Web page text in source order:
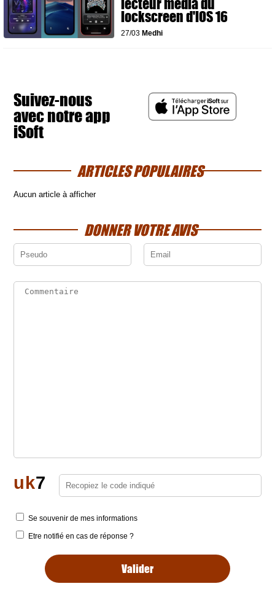
lockscreen d'iOS 16
27/03 Medhi
Suivez-nous
avec notre app
iSoft
ARTICLES POPULAIRES
Aucun article à afficher
DONNER VOTRE AVIS
uk7
Se souvenir de mes informations
Etre notifié en cas de réponse ?